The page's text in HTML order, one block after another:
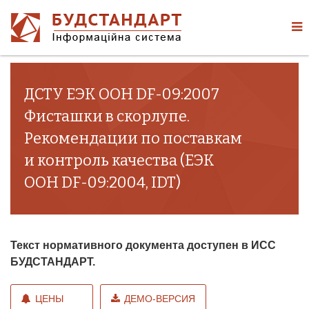
ДСТУ ЕЭК ООН DF-09:2007
Фисташки в скорлупе.
Рекомендации по поставкам
и контроль качества (ЕЭК
ООН DF-09:2004, IDT)
Текст нормативного документа доступен в ИСС
БУДСТАНДАРТ.
ЦЕНЫ ДЕМО-ВЕРСИЯ